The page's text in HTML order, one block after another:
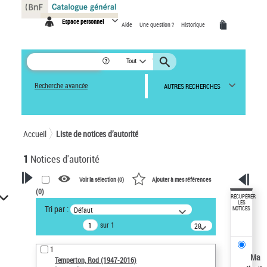
Espace personnel Aide Une question ? Historique
Tout
Recherche avancée AUTRES RECHERCHES
Accueil Liste de notices d’autorité
1 Notices d'autorité
VOTRE RECHERCHE
Recherche avancée dans les
notices d’autorité
Œuvres liées à l'auteur :
Temperton, Rod (1947-2016)
Voir la sélection (0) Ajouter à mes références
(0)
Tri par : Défaut
sur 1
20
résultats/page
1
Temperton, Rod (1947-2016)
RÉCUPÉRER
LES
NOTICES
Ma